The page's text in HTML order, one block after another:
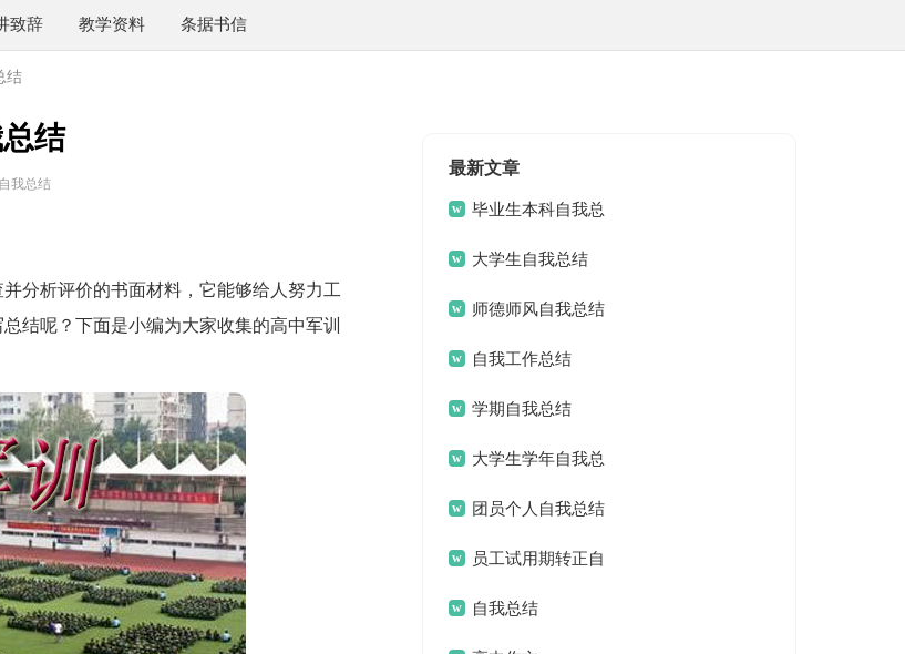
致辞 教学资料 条据书信
结
结
自我总结
析评价的书面材料，它能够给人努力工
结呢？下面是小编为大家收集的高中军训
最新文章
毕业生本科自我总
结 大学生自我总结
师德师风自我总结
自我工作总结
学期自我总结
大学生学年自我总
结 团员个人自我总结
员工试用期转正自
我总结自我总结